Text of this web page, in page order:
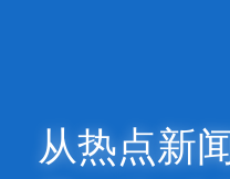
AI知识专栏
从热点新